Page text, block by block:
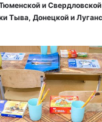
и Свердловской
Тыва, Донецкой и